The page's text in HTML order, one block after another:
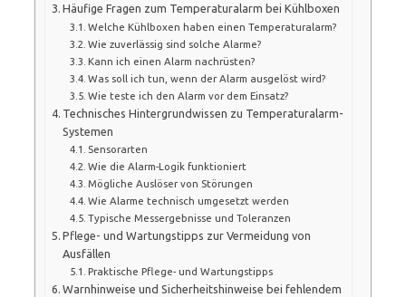
Häufige Fragen zum Temperaturalarm bei Kühlboxen
Welche Kühlboxen haben einen Temperaturalarm?
Wie zuverlässig sind solche Alarme?
Kann ich einen Alarm nachrüsten?
Was soll ich tun, wenn der Alarm ausgelöst wird?
Wie teste ich den Alarm vor dem Einsatz?
Technisches Hintergrundwissen zu Temperaturalarm-
Systemen
Sensorarten
Wie die Alarm-Logik funktioniert
Mögliche Auslöser von Störungen
Wie Alarme technisch umgesetzt werden
Typische Messergebnisse und Toleranzen
Pflege- und Wartungstipps zur Vermeidung von
Ausfällen
Praktische Pflege- und Wartungstipps
Warnhinweise und Sicherheitshinweise bei fehlendem